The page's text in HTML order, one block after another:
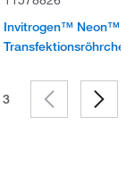
Invitrogen™ Neon™
Transfektionsröhrchen
3